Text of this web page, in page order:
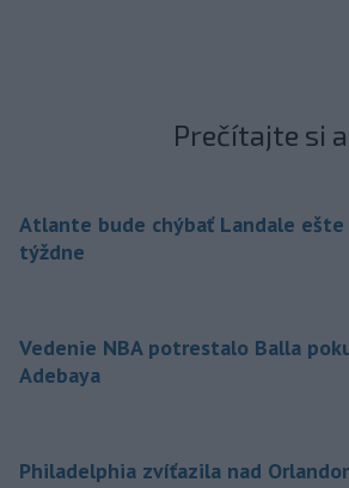
Prečítajte si
Atlante bude chýbať Landale
týždne
Vedenie NBA potrestalo Balla
Adebaya
Philadelphia zvíťazila nad